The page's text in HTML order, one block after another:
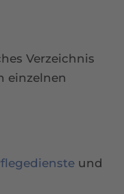
Verzeichnis
einzelnen
und